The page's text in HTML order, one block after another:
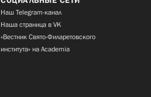
Наш Telegram-канал
Наша страница в VK
«Вестник Свято-Филаретовского
института» на Academia